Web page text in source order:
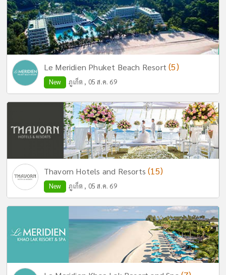
Le Meridien Phuket Beach Resort(5)
New ภูเก็ต , 05 ส.ค. 69
Thavorn Hotels and Resorts(15)
New ภูเก็ต , 05 ส.ค. 69